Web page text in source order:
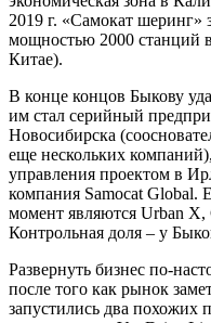
2019 г. «Самокат шеринг»
мощностью 2000 станций
Китае).
В конце концов Быкову
им стал серийный
Новосибирска
еще нескольких
управления проектом в
компания Samocat Global.
момент являются Urban
Контрольная доля – у
Развернуть бизнес по-
после того как рынок
запустились два похожих